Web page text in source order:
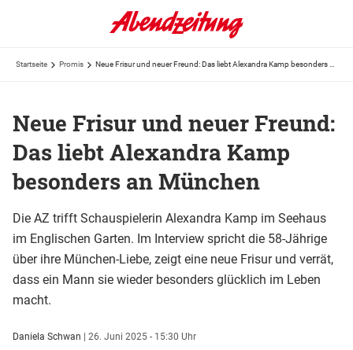
Startseite Promis
Neue Frisur und neuer Freund:
Das liebt Alexandra Kamp
besonders an München
Die AZ trifft Schauspielerin Alexandra Kamp im Seehaus
im Englischen Garten. Im Interview spricht die 58-Jährige
über ihre München-Liebe, zeigt eine neue Frisur und verrät,
dass ein Mann sie wieder besonders glücklich im Leben
macht.
Daniela Schwan | 26. Juni 2025 - 15:30 Uhr